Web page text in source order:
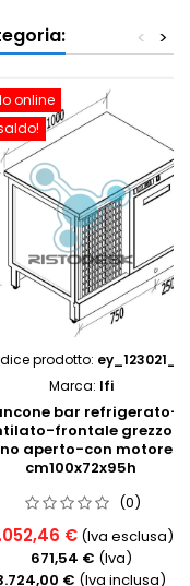
>
<
online
prodotto: ey_123021_1
Marca: Ifi
bar refrigerato-
frontale grezzo-1
aperto-con motore-
cm100x72x95h
(0)
€ (Iva esclusa)
671,54 € (Iva)
€ (Iva inclusa)